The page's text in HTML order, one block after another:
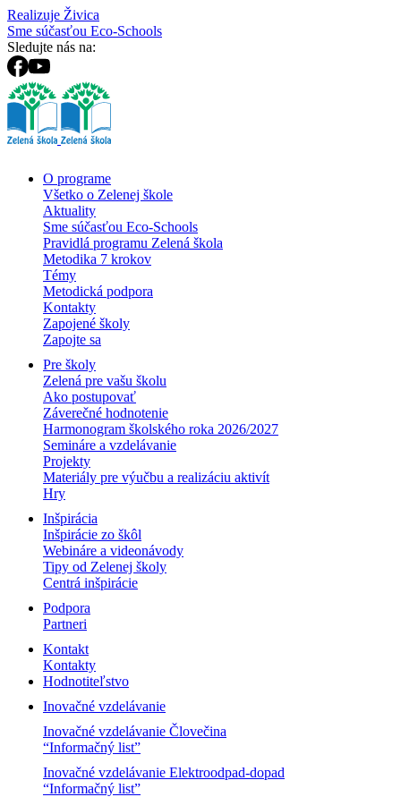
Realizuje Živica
Sme súčasťou Eco-Schools
Sledujte nás na:
O programe
Všetko o Zelenej škole
Aktuality
Sme súčasťou Eco-Schools
Pravidlá programu Zelená škola
Metodika 7 krokov
Témy
Metodická podpora
Kontakty
Zapojené školy
Zapojte sa
Pre školy
Zelená pre vašu školu
Ako postupovať
Záverečné hodnotenie
Harmonogram školského roka 2026/2027
Semináre a vzdelávanie
Projekty
Materiály pre výučbu a realizáciu aktivít
Hry
Inšpirácia
Inšpirácie zo škôl
Webináre a videonávody
Tipy od Zelenej školy
Centrá inšpirácie
Podpora
Partneri
Kontakt
Kontakty
Hodnotiteľstvo
Inovačné vzdelávanie
Inovačné vzdelávanie Človečina
“Informačný list”
Inovačné vzdelávanie Elektroodpad-dopad
“Informačný list”